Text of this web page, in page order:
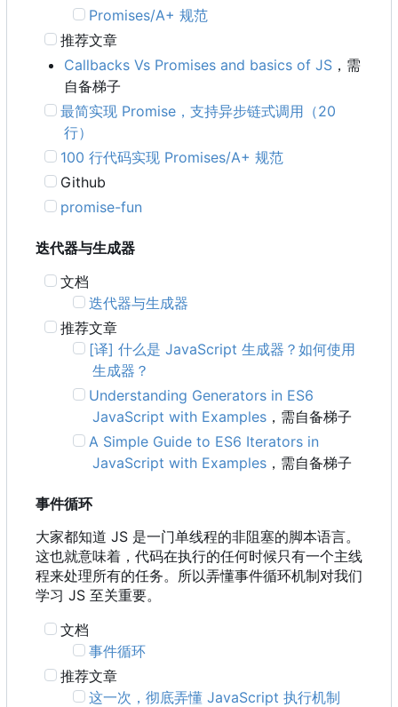
Promises/A+ 规范
推荐文章
Callbacks Vs Promises and basics of JS ，需
自备梯子
最简实现 Promise ，支持异步链式调用 （20
行）
100 行代码实现 Promises/A+ 规范
Github
promise-fun
迭代器与生成器
文档
迭代器与生成器
推荐文章
[译] 什么是 JavaScript 生成器？如何使用
生成器？
Understanding Generators in ES6
JavaScript with Examples ，需自备梯子
A Simple Guide to ES6 Iterators in
JavaScript with Examples ，需自备梯子
事件循环
大家都知道 JS 是一门单线程的非阻塞的脚本语言。
这也就意味着，代码在执行的任何时候只有一个主线
程来处理所有的任务。所以弄懂事件循环机制对我们
学习 JS 至关重要。
文档
事件循环
推荐文章
这一次，彻底弄懂 JavaScript 执行机制